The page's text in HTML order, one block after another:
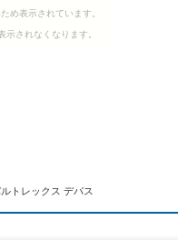
め表示されています。
示されなくなります。
ルトレックス デパス